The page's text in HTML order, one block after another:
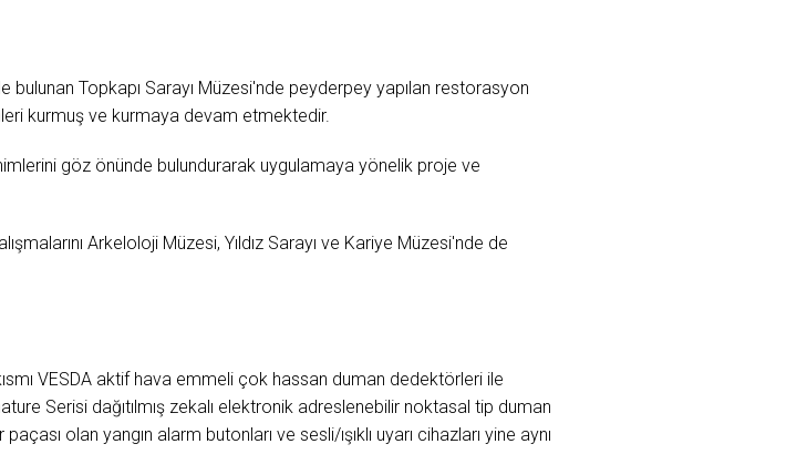
bulunan Topkapı Sarayı Müzesi'nde peyderpey yapılan restorasyon
kurmuş ve kurmaya devam etmektedir.
göz önünde bulundurarak uygulamaya yönelik proje ve
Arkeloloji Müzesi, Yıldız Sarayı ve Kariye Müzesi'nde de
VESDA aktif hava emmeli çok hassan duman dedektörleri ile
Serisi dağıtılmış zekalı elektronik adreslenebilir noktasal tip duman
olan yangın alarm butonları ve sesli/ışıklı uyarı cihazları yine aynı